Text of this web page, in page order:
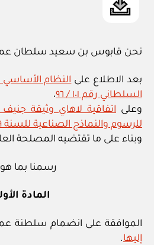
نحن قابوس بن سعيد سلطان
بعد الاطلاع علىالنظام الأساسي
السلطاني رقم ١٠١ / ٩٦
،
وعلى اتفاقية لاهاي وثيقة
للرسوم والنماذج الصناعية للسنة ١٩٩٩م
وبناء على ما تقتضيه المصلحة
رسمنا بما
المادة
الموافقة على انضمام سلطنة
إليها.